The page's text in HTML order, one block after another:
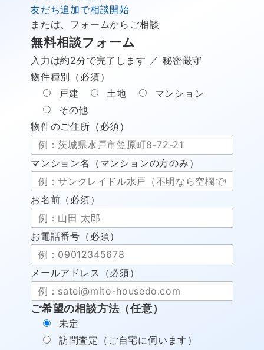
友だち追加で相談開始
または、フォームからご相談
無料相談フォーム
入力は約2分で完了します ／ 秘密厳守
物件種別（必須）
戸建
土地
マンション
その他
物件のご住所（必須）
マンション名（マンションの方のみ）
お名前（必須）
お電話番号（必須）
メールアドレス（必須）
ご希望の相談方法（任意）
未定
訪問査定（ご自宅に伺います）